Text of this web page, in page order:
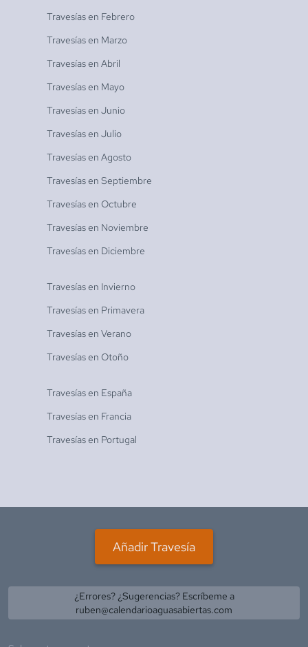
Travesías en Febrero
Travesías en Marzo
Travesías en Abril
Travesías en Mayo
Travesías en Junio
Travesías en Julio
Travesías en Agosto
Travesías en Septiembre
Travesías en Octubre
Travesías en Noviembre
Travesías en Diciembre
Travesías en Invierno
Travesías en Primavera
Travesías en Verano
Travesías en Otoño
Travesías en España
Travesías en Francia
Travesías en Portugal
Añadir Travesía
¿Errores? ¿Sugerencias? Escríbeme a
ruben@calendarioaguasabiertas.com